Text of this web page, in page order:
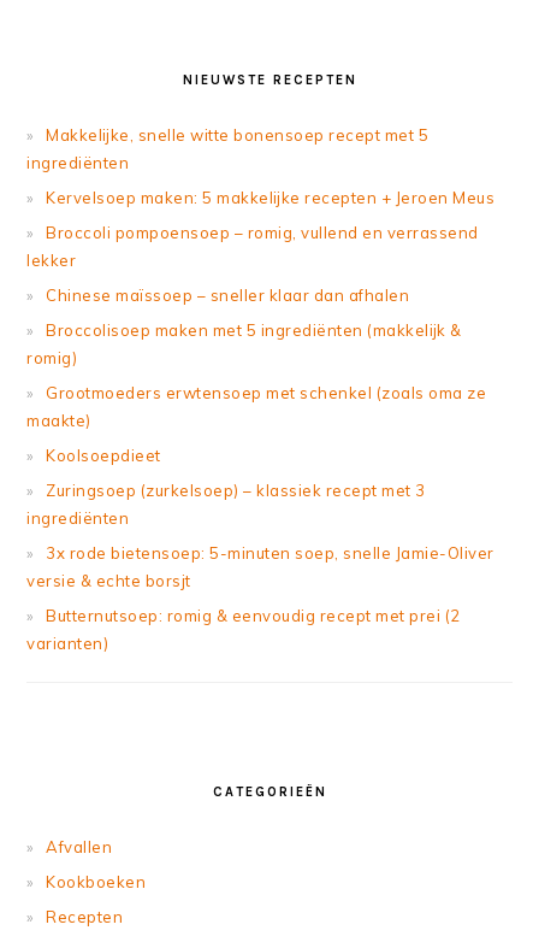
NIEUWSTE RECEPTEN
Makkelijke, snelle witte bonensoep recept met 5
ingrediënten
Kervelsoep maken: 5 makkelijke recepten + Jeroen Meus
Broccoli pompoensoep – romig, vullend en verrassend
lekker
Chinese maïssoep – sneller klaar dan afhalen
Broccolisoep maken met 5 ingrediënten (makkelijk &
romig)
Grootmoeders erwtensoep met schenkel (zoals oma ze
maakte)
Koolsoepdieet
Zuringsoep (zurkelsoep) – klassiek recept met 3
ingrediënten
3x rode bietensoep: 5-minuten soep, snelle Jamie-Oliver
versie & echte borsjt
Butternutsoep: romig & eenvoudig recept met prei (2
varianten)
CATEGORIEËN
Afvallen
Kookboeken
Recepten